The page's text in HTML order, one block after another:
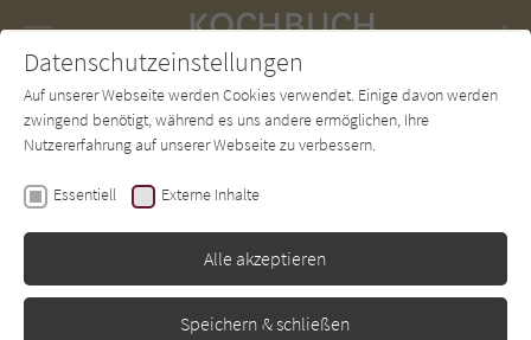
SUCHE Forum Charts Newsletter
Ute Tietje
Nordamerika vegetarisch
- Aus der Küche der
Indianer und Pioniere
Datenschutzeinstellungen
Auf unserer Webseite werden Cookies verwendet. Einige davon werden
zwingend benötigt, während es uns andere ermöglichen, Ihre
Nutzererfahrung auf unserer Webseite zu verbessern.
Essentiell Externe Inhalte
Alle akzeptieren
Speichern & schließen